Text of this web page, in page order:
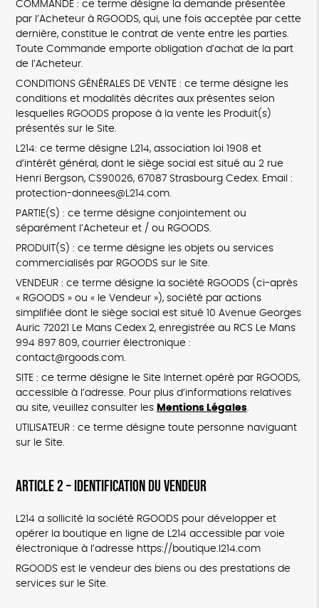
COMMANDE : ce terme désigne la demande présentée
par l’Acheteur à RGOODS, qui, une fois acceptée par cette
dernière, constitue le contrat de vente entre les parties.
Toute Commande emporte obligation d’achat de la part
de l’Acheteur.
CONDITIONS GÉNÉRALES DE VENTE : ce terme désigne les
conditions et modalités décrites aux présentes selon
lesquelles RGOODS propose à la vente les Produit(s)
présentés sur le Site.
L214: ce terme désigne L214, association loi 1908 et
d’intérêt général, dont le siège social est situé au 2 rue
Henri Bergson, CS90026, 67087 Strasbourg Cedex. Email :
protection-donnees@L214.com.
PARTIE(S) : ce terme désigne conjointement ou
séparément l’Acheteur et / ou RGOODS.
PRODUIT(S) : ce terme désigne les objets ou services
commercialisés par RGOODS sur le Site.
VENDEUR : ce terme désigne la société RGOODS (ci-après
« RGOODS » ou « le Vendeur »), société par actions
simplifiée dont le siège social est situé 10 Avenue Georges
Auric 72021 Le Mans Cedex 2, enregistrée au RCS Le Mans
994 897 809, courrier électronique :
contact@rgoods.com.
SITE : ce terme désigne le Site Internet opéré par RGOODS,
accessible à l’adresse. Pour plus d’informations relatives
au site, veuillez consulter les Mentions Légales.
UTILISATEUR : ce terme désigne toute personne naviguant
sur le Site.
ARTICLE 2 – IDENTIFICATION DU VENDEUR
L214 a sollicité la société RGOODS pour développer et
opérer la boutique en ligne de L214 accessible par voie
électronique à l’adresse https://boutique.l214.com
RGOODS est le vendeur des biens ou des prestations de
services sur le Site.